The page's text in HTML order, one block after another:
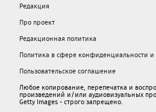
Редакция
Про проект
Редакционная политика
Политика в сфере конфиденциальности
Пользовательское соглашение
Любое копирование, перепечатка и
произведений и/или аудиовизуальных
Getty Images - строго запрещено.